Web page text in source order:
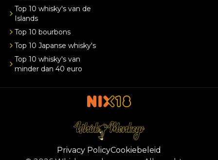
Top 10 whisky's van de
Islands
Top 10 bourbons
Top 10 Japanse whisky's
Top 10 whisky's van
minder dan 40 euro
Privacy PolicyCookiebeleid